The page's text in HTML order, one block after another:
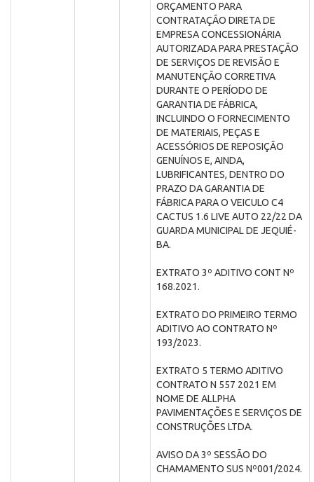
ORÇAMENTO PARA
CONTRATAÇÃO DIRETA DE
EMPRESA CONCESSIONÁRIA
AUTORIZADA PARA PRESTAÇÃO
DE SERVIÇOS DE REVISÃO E
MANUTENÇÃO CORRETIVA
DURANTE O PERÍODO DE
GARANTIA DE FÁBRICA,
INCLUINDO O FORNECIMENTO
DE MATERIAIS, PEÇAS E
ACESSÓRIOS DE REPOSIÇÃO
GENUÍNOS E, AINDA,
LUBRIFICANTES, DENTRO DO
PRAZO DA GARANTIA DE
FÁBRICA PARA O VEICULO C4
CACTUS 1.6 LIVE AUTO 22/22 DA
GUARDA MUNICIPAL DE JEQUIÉ-
BA.
EXTRATO 3º ADITIVO CONT Nº
168.2021.
EXTRATO DO PRIMEIRO TERMO
ADITIVO AO CONTRATO Nº
193/2023.
EXTRATO 5 TERMO ADITIVO
CONTRATO N 557 2021 EM
NOME DE ALLPHA
PAVIMENTAÇÕES E SERVIÇOS DE
CONSTRUÇÕES LTDA.
AVISO DA 3º SESSÃO DO
CHAMAMENTO SUS Nº001/2024.